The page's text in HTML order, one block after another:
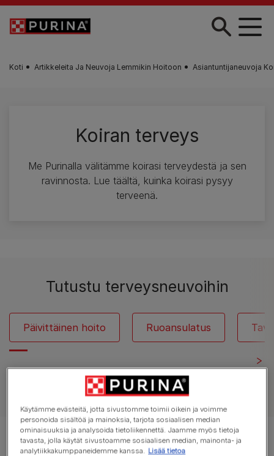
Skip to main content
Koti Artikkeleita Ja Neuvoja Lemmikin Hoitoon Asiantuntijaneuvoja
Koiran terveys
Me Purinalla välitämme koirasi terveydestä ja sen
ravinnosta. Lue täältä, kuinka koirasi pysyy
terveenä.
Tutustu terveysneuvoihin
Päivittäinen hoito Ruoansulatus
Näytä kaikki koiria koskevat artikkelit
Tulokset 12 of 13 artikkelista
Käytämme evästeitä, jotta sivustomme toimii oikein ja voimme
personoida sisältöä ja mainoksia, tarjota sosiaalisen median
ominaisuuksia ja analysoida tietoliikennettä. Jaamme myös tietoja
tavasta, jolla käytät sivustoamme sosiaalisen median, mainonta- ja
analytiikkakumppaneidemme kanssa. Lisää tietoa